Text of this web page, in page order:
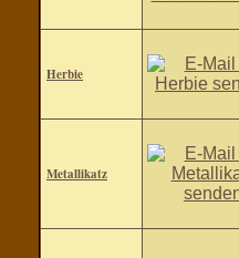
Herbie
Metallikatz